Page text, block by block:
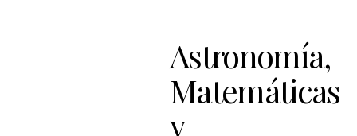
Astronomía,
Matemáticas
y